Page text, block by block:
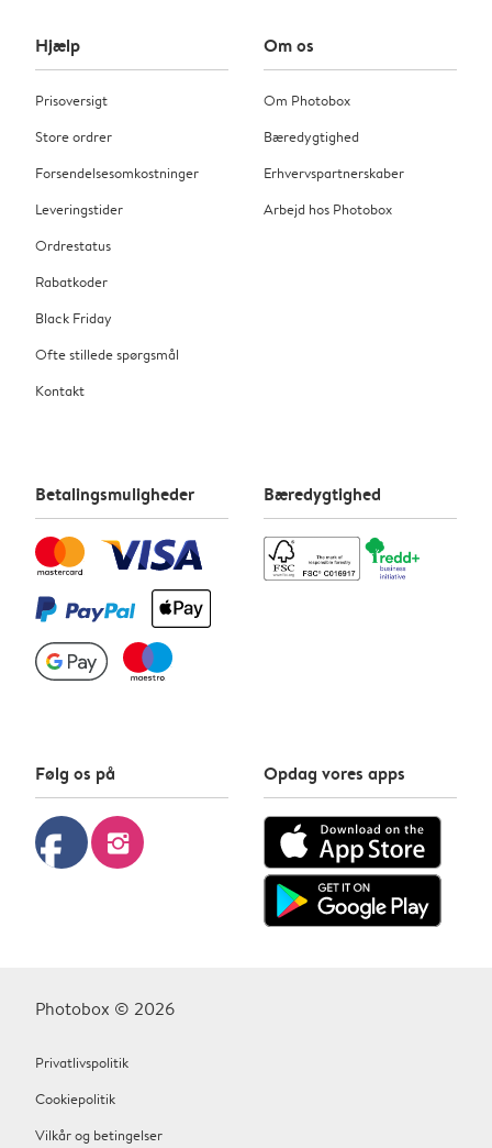
Hjælp
Prisoversigt
Store ordrer
Forsendelsesomkostninger
Leveringstider
Ordrestatus
Rabatkoder
Black Friday
Ofte stillede spørgsmål
Kontakt
Om os
Om Photobox
Bæredygtighed
Erhvervspartnerskaber
Arbejd hos Photobox
Betalingsmuligheder Bæredygtighed
Følg os på
facebook instagram
Opdag vores apps
Photobox © 2026
Privatlivspolitik
Cookiepolitik
Vilkår og betingelser